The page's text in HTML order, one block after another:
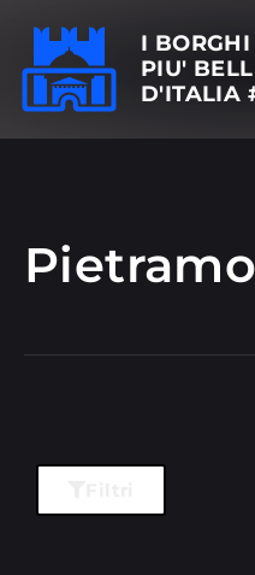
I BORGHI
PIU'
D'ITALIA